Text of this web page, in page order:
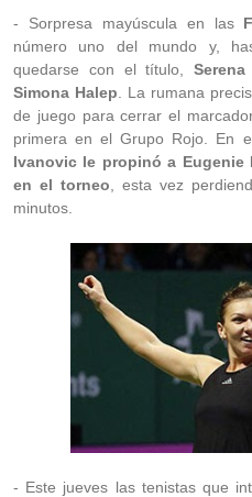
- Sorpresa mayúscula en las
número uno del mundo y,
quedarse con el título,
Simona Halep . La rumana
de juego para cerrar el
primera en el Grupo Rojo. En
Ivanovic le propinó a
en el torneo , esta vez
minutos.
- Este jueves las tenistas que